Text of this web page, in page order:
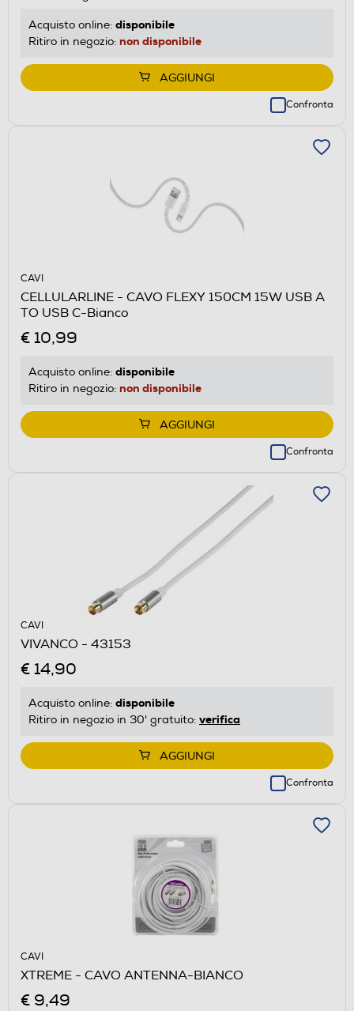
Acquisto online: disponibile
Ritiro in negozio: non disponibile
AGGIUNGI
Confronta
CAVI
CELLULARLINE - CAVO FLEXY 150CM 15W USB A
TO USB C-Bianco
€ 10,99
Acquisto online: disponibile
Ritiro in negozio: non disponibile
AGGIUNGI
Confronta
CAVI
VIVANCO - 43153
€ 14,90
Acquisto online: disponibile
Ritiro in negozio in 30' gratuito: verifica
AGGIUNGI
Confronta
CAVI
XTREME - CAVO ANTENNA-BIANCO
€ 9,49